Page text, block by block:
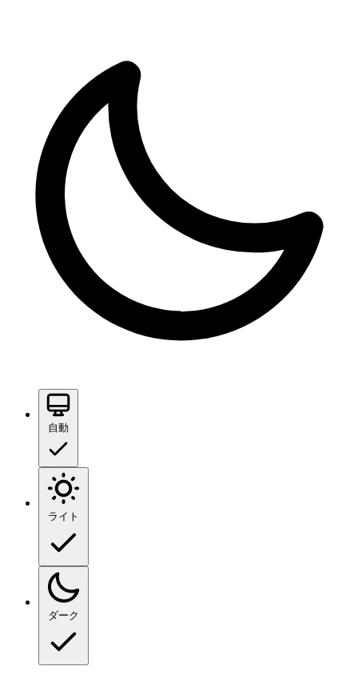
自動
ライト
ダーク